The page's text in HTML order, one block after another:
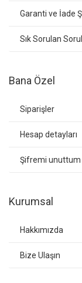
Garanti ve İade
Sık Sorulan
Bana Özel
Siparişler
Hesap detayları
Şifremi unuttum
Kurumsal
Hakkımızda
Bize Ulaşın